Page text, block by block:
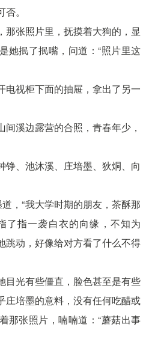
。
那张照片里，抚摸着大狗的，显
她抿了抿嘴，问道：“照片里这
电视柜下面的抽屉，拿出了另一
间溪边露营的合照，青春年少，
铮、池沐溪、庄培墨、狄烔、向
道，“我大学时期的朋友，茶酥那
了指一袭白衣的向缘，不知为
跳动，好像给对方看了什么不得
目光有些僵直，脸色甚至是有些
庄培墨的意料，没有任何吃醋或
那张照片，喃喃道：“蘑菇出事